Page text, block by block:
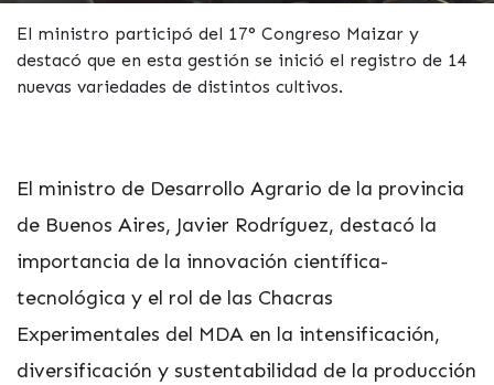
El ministro participó del 17° Congreso Maizar y
destacó que en esta gestión se inició el registro de 14
nuevas variedades de distintos cultivos.
El ministro de Desarrollo Agrario de la provincia
de Buenos Aires, Javier Rodríguez, destacó la
importancia de la innovación científica-
tecnológica y el rol de las Chacras
Experimentales del MDA en la intensificación,
diversificación y sustentabilidad de la producción